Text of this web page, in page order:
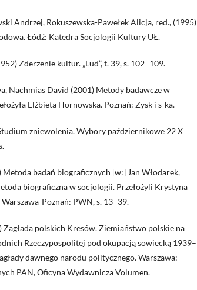
Andrzej, Rokuszewska-Pawełek Alicja, red., (1995)
Łódź: Katedra Socjologii Kultury UŁ.
Zderzenie kultur. „Lud”, t. 39, s. 102–109.
Nachmias David (2001) Metody badawcze w
Elżbieta Hornowska. Poznań: Zysk i s-ka.
zniewolenia. Wybory październikowe 22 X
badań biograficznych [w:] Jan Włodarek,
biograficzna w socjologii. Przełożyli Krystyna
Poznań: PWN, s. 13–39.
Zagłada polskich Kresów. Ziemiaństwo polskie na
Rzeczypospolitej pod okupacją sowiecką 1939–
dawnego narodu politycznego. Warszawa:
PAN, Oficyna Wydawnicza Volumen.